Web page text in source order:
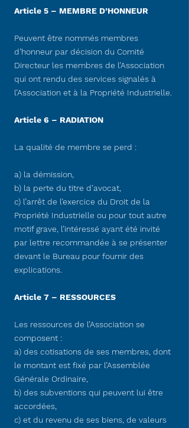
Article 5 – MEMBRE D’HONNEUR
Peuvent être nommés membres
d’honneur par décision du Comité
Directeur les membres de l’Association
qui ont rendu des services signalés à
l’Association et à la Propriété Industrielle.
Article 6 – RADIATION
La qualité de membre se perd :
a) la démission,
b) la perte du titre d’avocat,
c) l’arrêt de l’exercice du Droit de la
Propriété Industrielle ou pour tout autre
motif grave, l’intéressé ayant été invité
par lettre recommandée à se présenter
devant le Bureau pour fournir des
explications.
Article 7 – RESSOURCES
Les ressources de l’Association se
composent :
a) des cotisations de ses membres, dont
le montant est fixé par l’Assemblée
Générale Ordinaire,
b) des subventions qui peuvent lui être
accordées,
c) et du revenu de ses biens, de valeurs